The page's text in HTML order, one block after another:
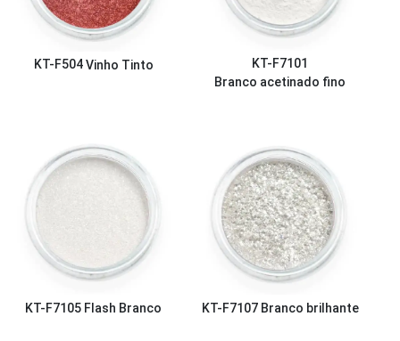
KT-F504Vinho Tinto
KT-F7101
Branco acetinado fino
KT-F7105 Flash Branco KT-F7107 Branco brilhante